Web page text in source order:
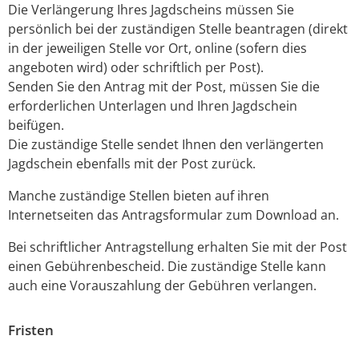
Die Verlängerung Ihres Jagdscheins müssen Sie
persönlich bei der zuständigen Stelle beantragen (direkt
in der jeweiligen Stelle vor Ort, online (sofern dies
angeboten wird) oder schriftlich per Post).
Senden Sie den Antrag mit der Post, müssen Sie die
erforderlichen Unterlagen und Ihren Jagdschein
beifügen.
Die zuständige Stelle sendet Ihnen den verlängerten
Jagdschein ebenfalls mit der Post zurück.
Manche zuständige Stellen bieten auf ihren
Internetseiten das Antragsformular zum Download an.
Bei schriftlicher Antragstellung erhalten Sie mit der Post
einen Gebührenbescheid. Die zuständige Stelle kann
auch eine Vorauszahlung der Gebühren verlangen.
Fristen